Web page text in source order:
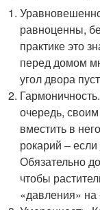
равноценны,
практике это
перед домом
угол двора
очередь,
вместить в
рокарий –
Обязательно
чтобы
«давления»